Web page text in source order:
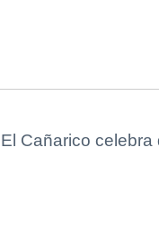
El Cañarico